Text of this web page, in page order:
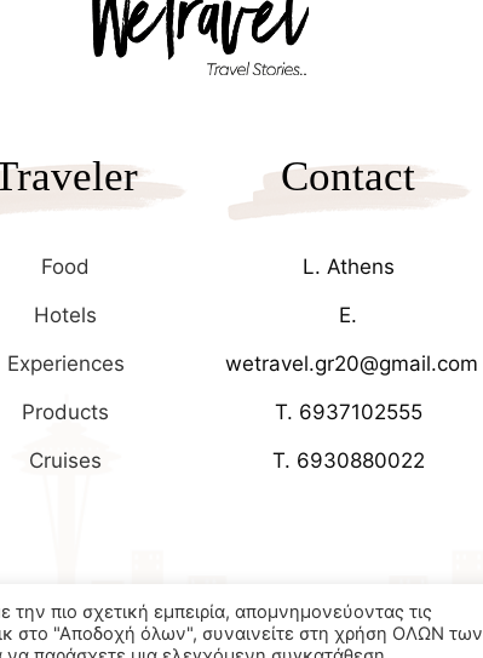
Food
Hotels
Experiences
Products
Cruises
Contact
L. Athens
E.
wetravel.gr20@gmail.com
T. 6937102555
T. 6930880022
πιο σχετική εμπειρία, απομνημονεύοντας τις
στο "Αποδοχή όλων", συναινείτε στη χρήση ΟΛΩΝ των